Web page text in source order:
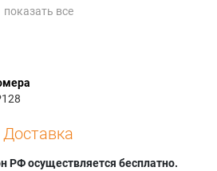
LC-X800Ai
Доставка
РФ осуществляется бесплатно.